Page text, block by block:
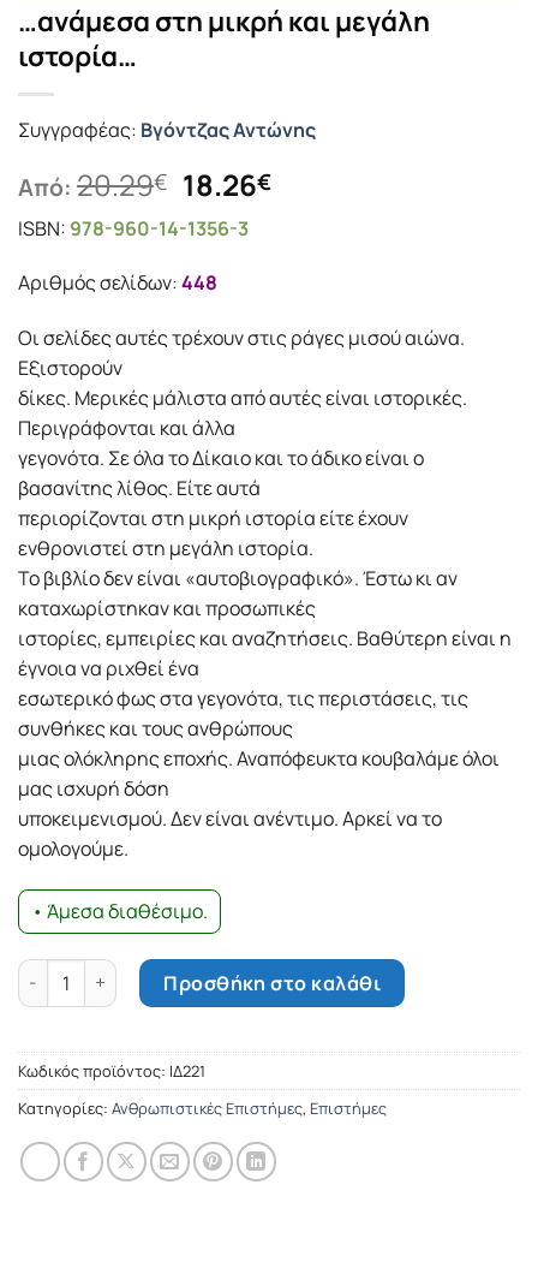
…ανάμεσα στη μικρή και μεγάλη
ιστορία…
Συγγραφέας: Βγόντζας Αντώνης
Από: 20.29€ Original
price
was:
20.29€.
18.26€Η
ISBN: 978-960-14-1356-3
Αριθμός σελίδων:448
Οι σελίδες αυτές τρέχουν στις ράγες μισού αιώνα.
Εξιστορούν
δίκες. Μερικές μάλιστα από αυτές είναι ιστορικές.
Περιγράφονται και άλλα
γεγονότα. Σε όλα το Δίκαιο και το άδικο είναι ο
βασανίτης λίθος. Είτε αυτά
περιορίζονται στη μικρή ιστορία είτε έχουν
ενθρονιστεί στη μεγάλη ιστορία.
Το βιβλίο δεν είναι «αυτοβιογραφικό». Έστω κι αν
καταχωρίστηκαν και προσωπικές
ιστορίες, εμπειρίες και αναζητήσεις. Βαθύτερη είναι η
έγνοια να ριχθεί ένα
εσωτερικό φως στα γεγονότα, τις περιστάσεις, τις
συνθήκες και τους ανθρώπους
μιας ολόκληρης εποχής. Αναπόφευκτα κουβαλάμε όλοι
μας ισχυρή δόση
υποκειμενισμού. Δεν είναι ανέντιμο. Αρκεί να το
ομολογούμε.
• Άμεσα διαθέσιμο.
...ανάμεσα στη μικρή και μεγάλη ιστορία... ποσότητα
Προσθήκη στο καλάθι
Κωδικός προϊόντος: ΙΔ221
Κατηγορίες: Ανθρωπιστικές Επιστήμες, Επιστήμες